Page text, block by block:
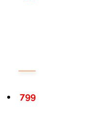
799